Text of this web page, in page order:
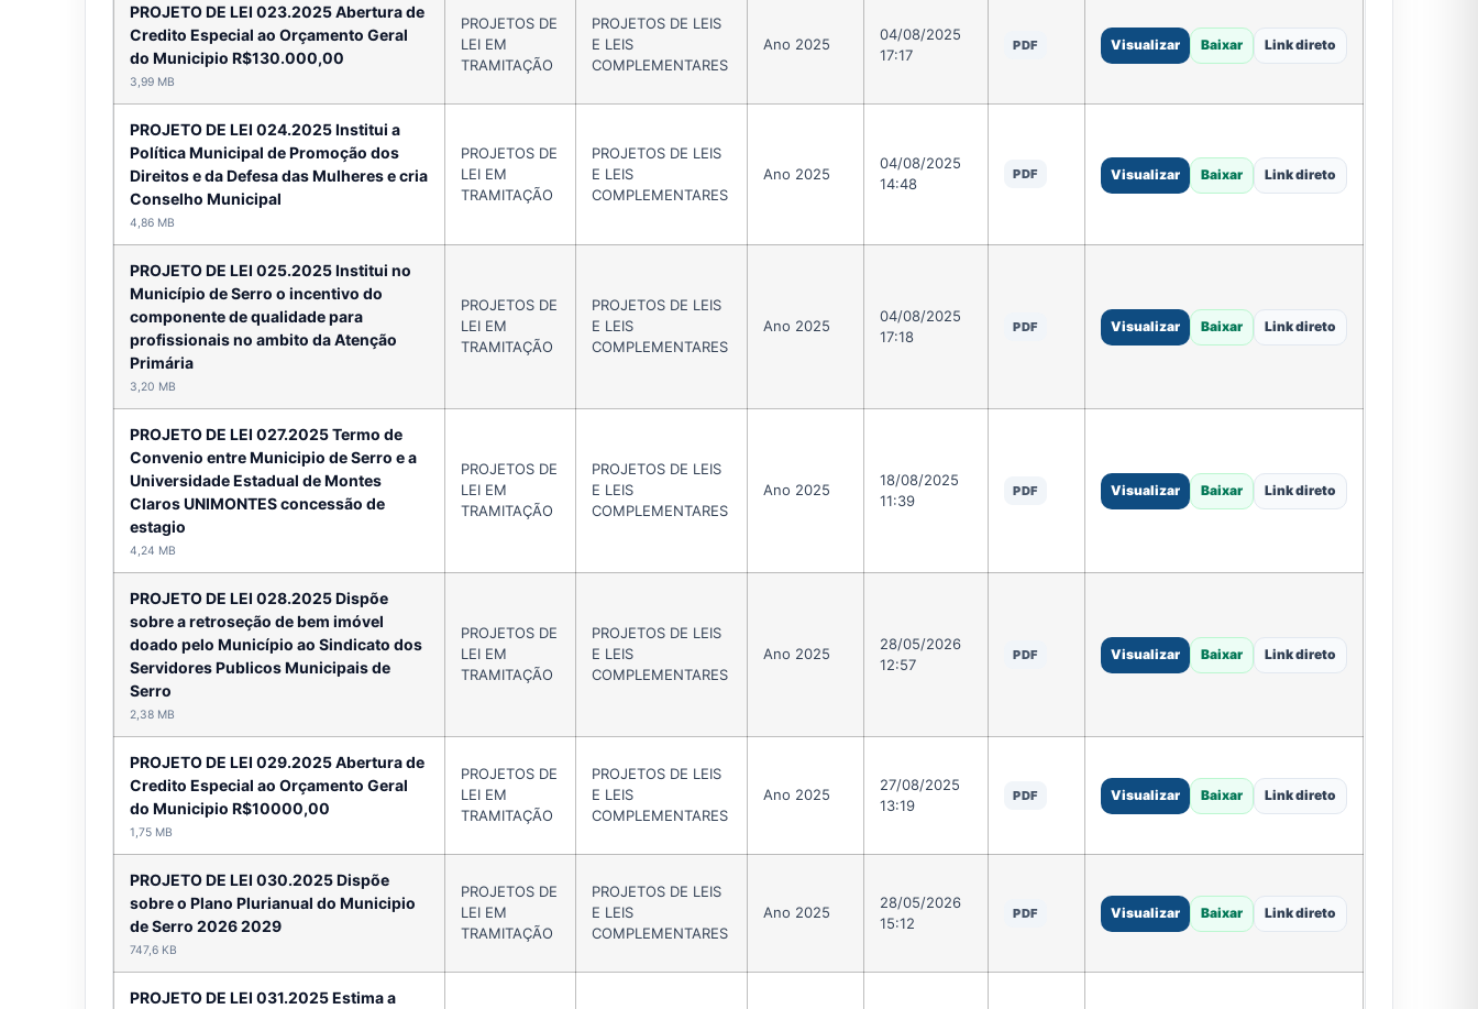
PROJETO DE LEI 023.2025 Abertura de
Credito Especial ao Orçamento Geral
do Municipio R$130.000,00
3,99 MB
PROJETOS DE
LEI EM
TRAMITAÇÃO
PROJETOS DE LEIS
E LEIS
COMPLEMENTARES
Ano 2025
04/08/2025
17:17
PDF Visualizar Baixar Link direto
PROJETO DE LEI 024.2025 Institui a
Política Municipal de Promoção dos
Direitos e da Defesa das Mulheres e cria
Conselho Municipal
4,86 MB
PROJETOS DE
LEI EM
TRAMITAÇÃO
PROJETOS DE LEIS
E LEIS
COMPLEMENTARES
Ano 2025
04/08/2025
14:48
PDF Visualizar Baixar Link direto
PROJETO DE LEI 025.2025 Institui no
Município de Serro o incentivo do
componente de qualidade para
profissionais no ambito da Atenção
Primária
3,20 MB
PROJETOS DE
LEI EM
TRAMITAÇÃO
PROJETOS DE LEIS
E LEIS
COMPLEMENTARES
Ano 2025
04/08/2025
17:18
PDF Visualizar Baixar Link direto
PROJETO DE LEI 027.2025 Termo de
Convenio entre Municipio de Serro e a
Universidade Estadual de Montes
Claros UNIMONTES concessão de
estagio
4,24 MB
PROJETOS DE
LEI EM
TRAMITAÇÃO
PROJETOS DE LEIS
E LEIS
COMPLEMENTARES
Ano 2025
18/08/2025
11:39
PDF Visualizar Baixar Link direto
PROJETO DE LEI 028.2025 Dispõe
sobre a retroseção de bem imóvel
doado pelo Município ao Sindicato dos
Servidores Publicos Municipais de
Serro
2,38 MB
PROJETOS DE
LEI EM
TRAMITAÇÃO
PROJETOS DE LEIS
E LEIS
COMPLEMENTARES
Ano 2025
28/05/2026
12:57
PDF Visualizar Baixar Link direto
PROJETO DE LEI 029.2025 Abertura de
Credito Especial ao Orçamento Geral
do Municipio R$10000,00
1,75 MB
PROJETOS DE
LEI EM
TRAMITAÇÃO
PROJETOS DE LEIS
E LEIS
COMPLEMENTARES
Ano 2025
27/08/2025
13:19
PDF Visualizar Baixar Link direto
PROJETO DE LEI 030.2025 Dispõe
sobre o Plano Plurianual do Municipio
de Serro 2026 2029
747,6 KB
PROJETOS DE
LEI EM
TRAMITAÇÃO
PROJETOS DE LEIS
E LEIS
COMPLEMENTARES
Ano 2025
28/05/2026
15:12
PDF Visualizar Baixar Link direto
PROJETO DE LEI 031.2025 Estima a